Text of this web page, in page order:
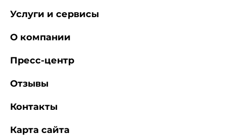
температуры поверхности образца по 9.708-83.
2. Подготовка и хранение эталонов для
Услуги и сервисы
О компании
Пресс-центр
Отзывы
Контакты
Карта сайта